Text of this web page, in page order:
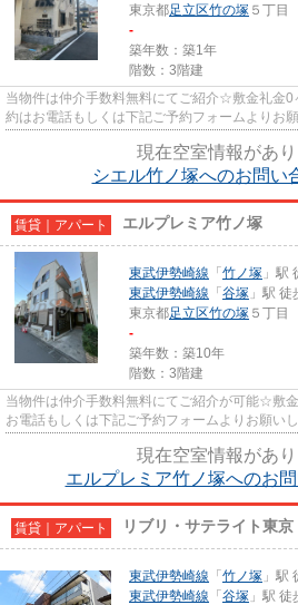
東京都足立区竹の塚 ５丁目
-
築年数：築1年
階数：3階建
当物件は仲介手数料無料にてご紹介☆敷金礼金
約はお電話もしくは下記ご予約フォームよりお願
現在空室情報があり
シエル竹ノ塚へのお問い
賃貸｜アパート エルプレミア竹ノ塚
東武伊勢崎線 「 竹ノ塚 」駅
東武伊勢崎線 「 谷塚 」駅
東京都足立区竹の塚 ５丁目
-
築年数：築10年
階数：3階建
当物件は仲介手数料無料にてご紹介が可能☆敷
お電話もしくは下記ご予約フォームよりお願いし
現在空室情報があり
エルプレミア竹ノ塚へのお
賃貸｜アパート リブリ・サテライト東京
東武伊勢崎線 「 竹ノ塚 」駅
東武伊勢崎線 「 谷塚 」駅